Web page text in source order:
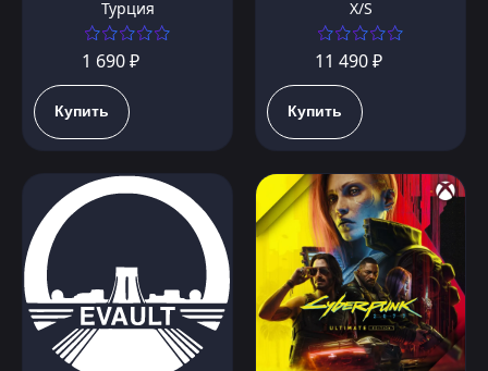
Турция
1 690 ₽
Купить
X/S
11 490 ₽
Купить